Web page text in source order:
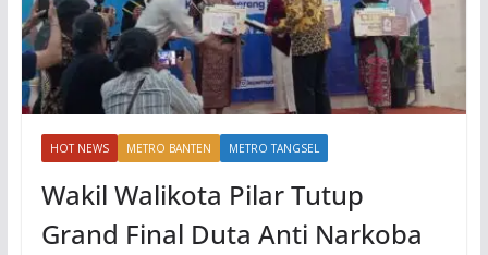
HOT NEWS METRO BANTEN METRO TANGSEL
Wakil Walikota Pilar Tutup
Grand Final Duta Anti Narkoba